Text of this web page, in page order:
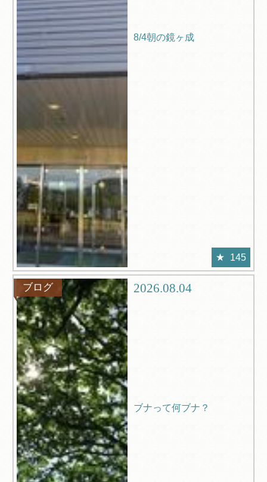
8/4朝の鏡ヶ成
145
ブログ 2026.08.04
ブナって何ブナ？